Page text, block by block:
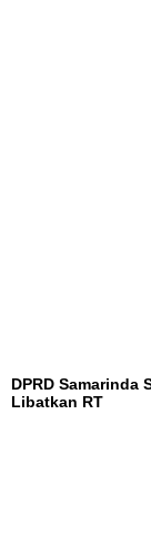
DPRD Samarinda
Libatkan RT